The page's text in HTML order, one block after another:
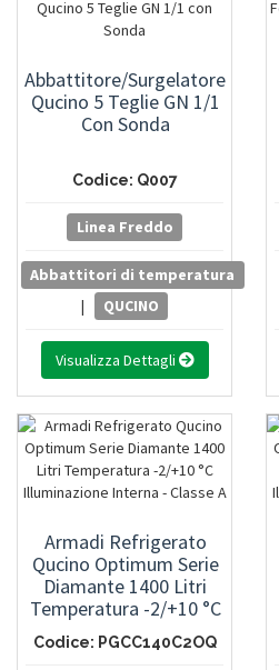
Abbattitore/Surgelatore
Qucino 5 Teglie GN 1/1
Con Sonda
Codice: Q007
Linea Freddo
Abbattitori di temperatura
|
QUCINO
Visualizza Dettagli
Armadi Refrigerato
Qucino Optimum Serie
Diamante 1400 Litri
Temperatura -2/+10 °C
Illuminazione Interna -
Classe A
Codice: PGCC140C2OQ